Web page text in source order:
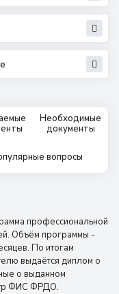
Необходимые
документы
вопросы
профессиональной
Объём программы -
По итогам
выдаётся диплом о
о выданном
ФИС ФРДО.